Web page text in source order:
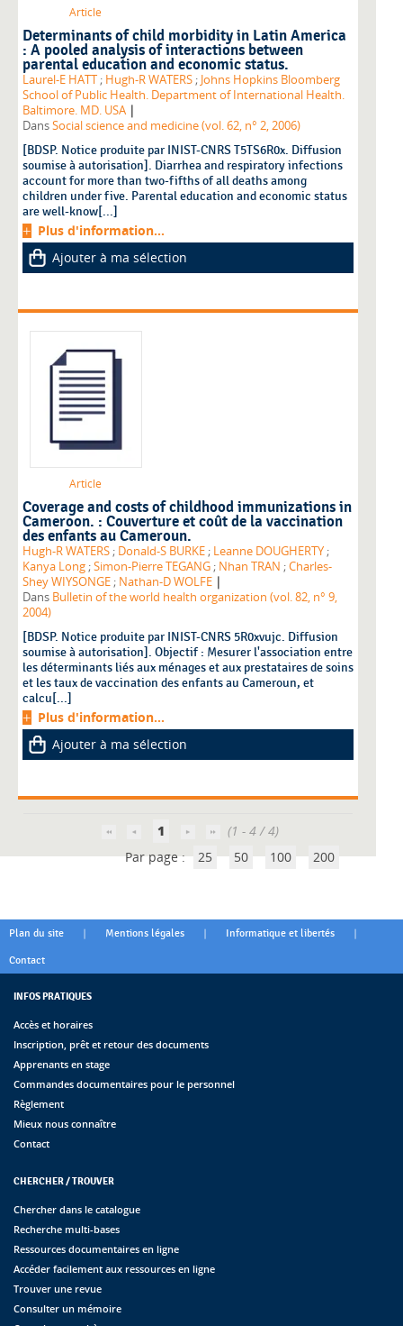
Article
Determinants of child morbidity in Latin America
: A pooled analysis of interactions between
parental education and economic status.
Laurel-E HATT ; Hugh-R WATERS ; Johns Hopkins Bloomberg
School of Public Health. Department of International Health.
Baltimore. MD. USA |
DansSocial science and medicine (vol. 62, n° 2, 2006)
[BDSP. Notice produite par INIST-CNRS T5TS6R0x. Diffusion
soumise à autorisation]. Diarrhea and respiratory infections
account for more than two-fifths of all deaths among
children under five. Parental education and economic status
are well-know[...]
Plus d'information...
Ajouter à ma sélection
Article
Coverage and costs of childhood immunizations in
Cameroon. : Couverture et coût de la vaccination
des enfants au Cameroun.
Hugh-R WATERS ; Donald-S BURKE ; Leanne DOUGHERTY ;
Kanya Long ;Simon-Pierre TEGANG ; Nhan TRAN ;Charles-
Shey WIYSONGE ; Nathan-D WOLFE |
Dans Bulletin of the world health organization (vol. 82, n° 9,
2004)
[BDSP. Notice produite par INIST-CNRS 5R0xvujc. Diffusion
soumise à autorisation]. Objectif : Mesurer l'association entre
les déterminants liés aux ménages et aux prestataires de soins
et les taux de vaccination des enfants au Cameroun, et
calcu[...]
Plus d'information...
Ajouter à ma sélection
1
(1 - 4 / 4)
Par page : 25 50 100 200
Plan du site | Mentions légales | Informatique et libertés |
Contact
INFOS PRATIQUES
Accès et horaires
Inscription, prêt et retour des documents
Apprenants en stage
Commandes documentaires pour le personnel
Règlement
Mieux nous connaître
Contact
CHERCHER / TROUVER
Chercher dans le catalogue
Recherche multi-bases
Ressources documentaires en ligne
Accéder facilement aux ressources en ligne
Trouver une revue
Consulter un mémoire